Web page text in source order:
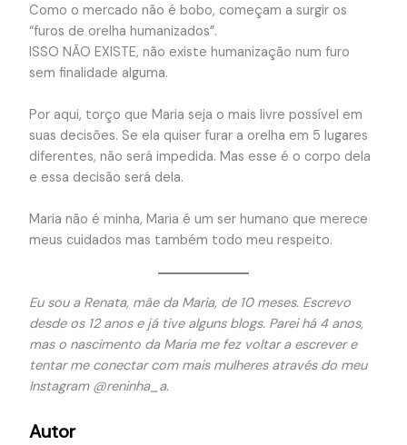
Como o mercado não é bobo, começam a surgir os
“furos de orelha humanizados”.
ISSO NÃO EXISTE, não existe humanização num furo
sem finalidade alguma.
Por aqui, torço que Maria seja o mais livre possível em
suas decisões. Se ela quiser furar a orelha em 5 lugares
diferentes, não será impedida. Mas esse é o corpo dela
e essa decisão será dela.
Maria não é minha, Maria é um ser humano que merece
meus cuidados mas também todo meu respeito.
Eu sou a Renata, mãe da Maria, de 10 meses. Escrevo
desde os 12 anos e já tive alguns blogs. Parei há 4 anos,
mas o nascimento da Maria me fez voltar a escrever e
tentar me conectar com mais mulheres através do meu
Instagram @reninha_a.
Autor